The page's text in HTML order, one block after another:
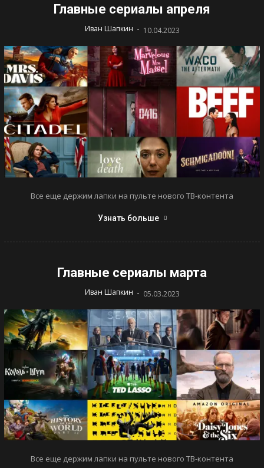
Главные сериалы апреля
Иван Шапкин - 10.04.2023
Все еще держим лапки на пульте нового ТВ-контента
Узнать больше
Главные сериалы марта
Иван Шапкин - 05.03.2023
Все еще держим лапки на пульте нового ТВ-контента